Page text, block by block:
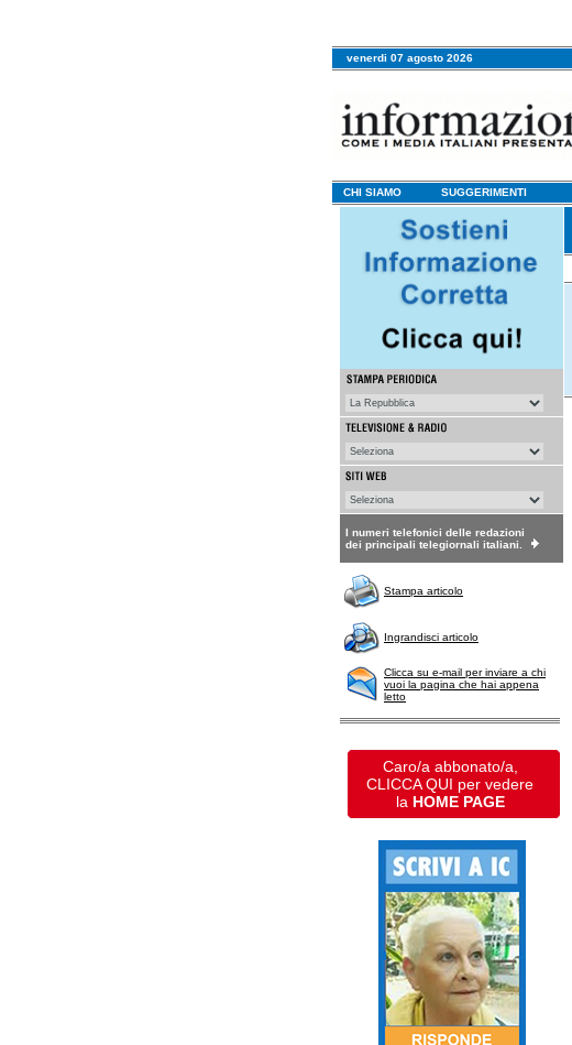
venerdi 07 agosto 2026
CHI SIAMO SUGGERIMENTI
I numeri telefonici delle redazioni
dei principali telegiornali italiani.
Stampa articolo
Ingrandisci articolo
Clicca su e-mail per inviare a chi
vuoi la pagina che hai appena
letto
Caro/a abbonato/a,
CLICCA QUI per vedere
la HOME PAGE